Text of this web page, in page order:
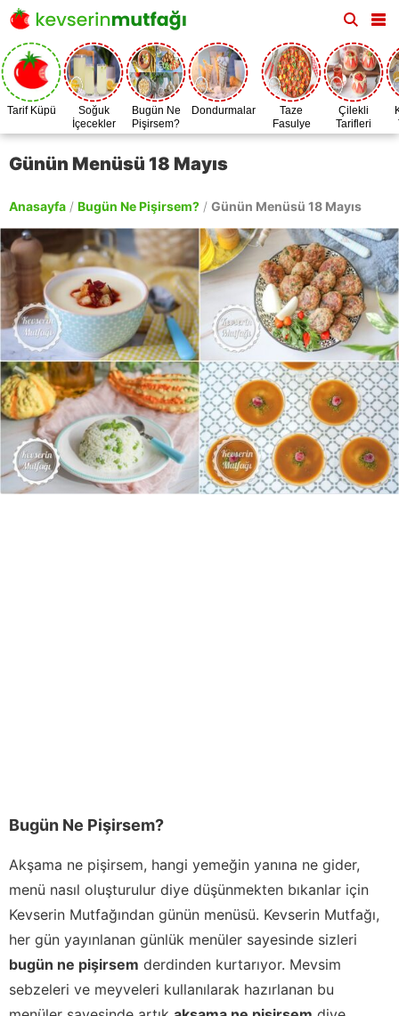
Tarif Küpü
Soğuk
İçecekler
Bugün Ne
Pişirsem?
Dondurmalar
Taze
Fasulye
Zamanı
Çilekli
Tarifleri
Günün Menüsü 18 Mayıs
Anasayfa / Bugün Ne Pişirsem? / Günün Menüsü 18 Mayıs
Bugün Ne Pişirsem?
Akşama ne pişirsem, hangi yemeğin yanına ne gider,
menü nasıl oluşturulur diye düşünmekten bıkanlar için
Kevserin Mutfağından günün menüsü. Kevserin Mutfağı,
her gün yayınlanan günlük menüler sayesinde sizleri
bugün ne pişirsem derdinden kurtarıyor. Mevsim
sebzeleri ve meyveleri kullanılarak hazırlanan bu